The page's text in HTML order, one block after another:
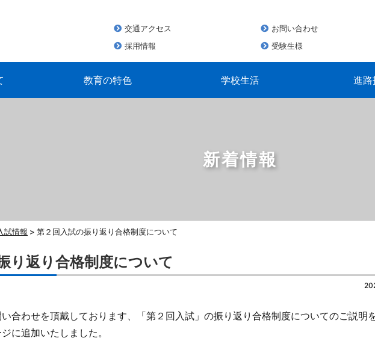
交通アクセス
お問い合わせ
採用情報
受験生様
教育の特色 学校生活 進路
新着情報
試情報 > 第２回入試の振り返り合格制度について
り返り合格制度について
合わせを頂戴しております、「第２回入試」の振り返り合格制度についてのご説明
に追加いたしました。